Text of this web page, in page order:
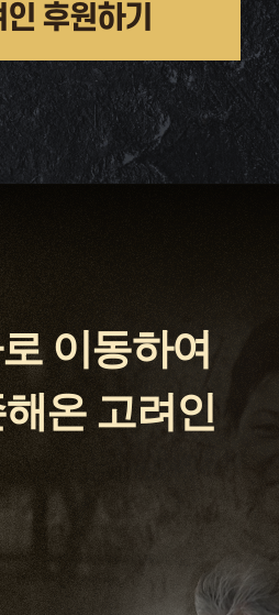
후원하기​
이동하여
온 고려인